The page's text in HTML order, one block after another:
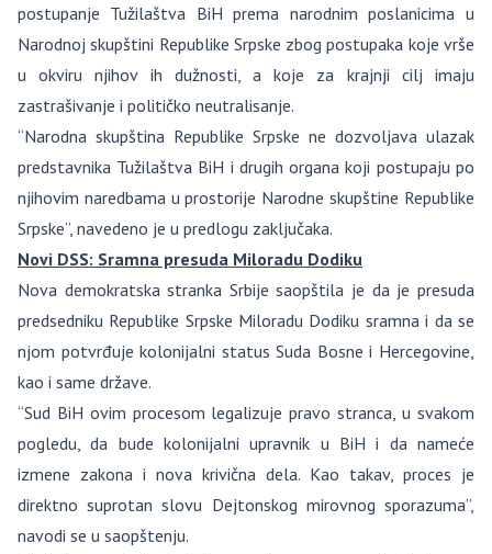
postupanje Tužilaštva BiH prema narodnim poslanicima u
Narodnoj skupštini Republike Srpske zbog postupaka koje vrše
u okviru njihov ih dužnosti, a koje za krajnji cilj imaju
zastrašivanje i političko neutralisanje.
“Narodna skupština Republike Srpske ne dozvoljava ulazak
predstavnika Tužilaštva BiH i drugih organa koji postupaju po
njihovim naredbama u prostorije Narodne skupštine Republike
Srpske”, navedeno je u predlogu zaključaka.
Novi DSS: Sramna presuda Miloradu Dodiku
Nova demokratska stranka Srbije saopštila je da je presuda
predsedniku Republike Srpske Miloradu Dodiku sramna i da se
njom potvrđuje kolonijalni status Suda Bosne i Hercegovine,
kao i same države.
“Sud BiH ovim procesom legalizuje pravo stranca, u svakom
pogledu, da bude kolonijalni upravnik u BiH i da nameće
izmene zakona i nova krivična dela. Kao takav, proces je
direktno suprotan slovu Dejtonskog mirovnog sporazuma”,
navodi se u saopštenju.